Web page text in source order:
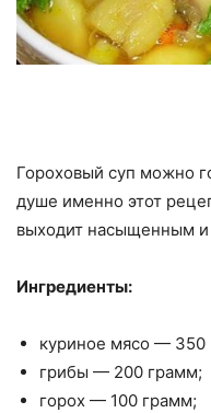
Гороховый суп можно
душе именно этот
выходит насыщенным и
Ингредиенты:
куриное мясо — 350
грибы — 200 грамм;
горох — 100 грамм;